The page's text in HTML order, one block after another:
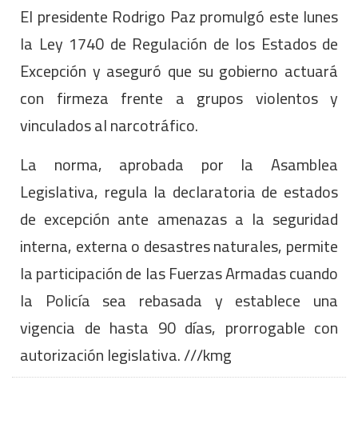
El presidente Rodrigo Paz promulgó este lunes
la Ley 1740 de Regulación de los Estados de
Excepción y aseguró que su gobierno actuará
con firmeza frente a grupos violentos y
vinculados al narcotráfico.
La norma, aprobada por la Asamblea
Legislativa, regula la declaratoria de estados
de excepción ante amenazas a la seguridad
interna, externa o desastres naturales, permite
la participación de las Fuerzas Armadas cuando
la Policía sea rebasada y establece una
vigencia de hasta 90 días, prorrogable con
autorización legislativa. ///kmg